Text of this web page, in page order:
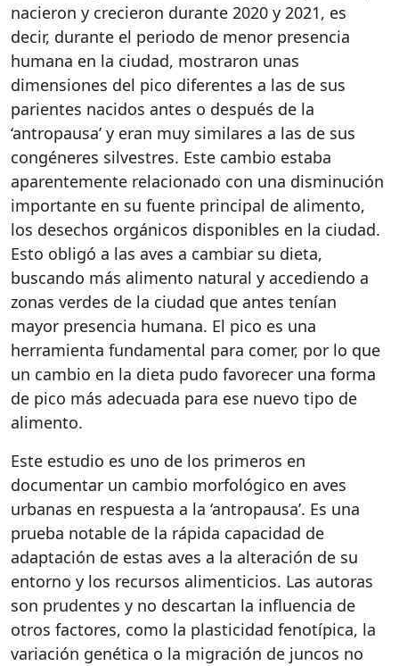
nacieron y crecieron durante 2020 y 2021, es
decir, durante el periodo de menor presencia
humana en la ciudad, mostraron unas
dimensiones del pico diferentes a las de sus
parientes nacidos antes o después de la
‘antropausa’ y eran muy similares a las de sus
congéneres silvestres. Este cambio estaba
aparentemente relacionado con una disminución
importante en su fuente principal de alimento,
los desechos orgánicos disponibles en la ciudad.
Esto obligó a las aves a cambiar su dieta,
buscando más alimento natural y accediendo a
zonas verdes de la ciudad que antes tenían
mayor presencia humana. El pico es una
herramienta fundamental para comer, por lo que
un cambio en la dieta pudo favorecer una forma
de pico más adecuada para ese nuevo tipo de
alimento.
Este estudio es uno de los primeros en
documentar un cambio morfológico en aves
urbanas en respuesta a la ‘antropausa’. Es una
prueba notable de la rápida capacidad de
adaptación de estas aves a la alteración de su
entorno y los recursos alimenticios. Las autoras
son prudentes y no descartan la influencia de
otros factores, como la plasticidad fenotípica, la
variación genética o la migración de juncos no